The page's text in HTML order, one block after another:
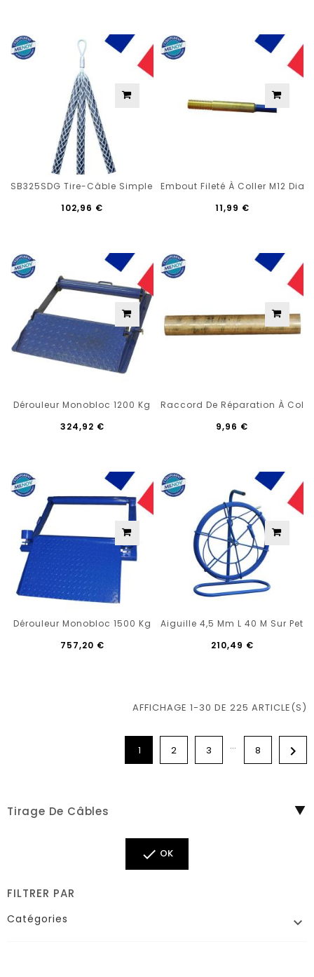
SB325SDG Tire-Câble Simple Boucle 3 Tresses SD 25 À 45
102,96 €
Embout Fileté À Coller M12
11,99 €
Dérouleur Monobloc 1200 Kg
324,92 €
Raccord De Réparation À
9,96 €
Dérouleur Monobloc 1500 Kg
757,20 €
Aiguille 4,5 Mm L 40 M Sur
210,49 €
AFFICHAGE 1-30 DE 225 ARTICLE(S)
1 2 3 … 8 
Tirage De Câbles
 OK
FILTRER PAR
Catégories 